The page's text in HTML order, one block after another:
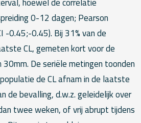
0-12 dagen; Pearson
-0.45;-0.45). Bij 31% van de
CL, gemeten kort voor de
De seriële metingen toonden
de CL afnam in de laatste
de bevalling, d.w.z. geleidelijk over
twee weken, of vrij abrupt tijdens